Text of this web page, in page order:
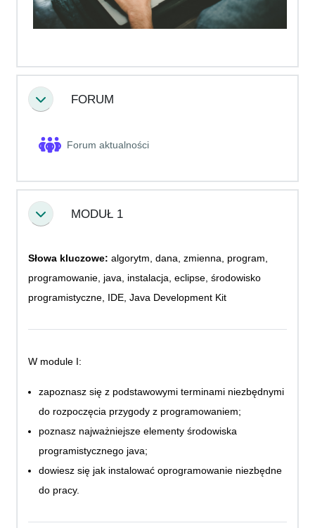
CollapseFORUM
Forum aktualności
CollapseMODUŁ 1
Słowa kluczowe: algorytm, dana, zmienna, program,
programowanie, java, instalacja, eclipse, środowisko
programistyczne, IDE, Java Development Kit
W module I:
zapoznasz się z podstawowymi terminami niezbędnymi
do rozpoczęcia przygody z programowaniem;
poznasz najważniejsze elementy środowiska
programistycznego java;
dowiesz się jak instalować oprogramowanie niezbędne
do pracy.